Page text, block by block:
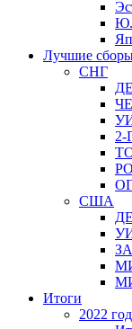
Лучшие
СНГ
США
Итоги
2022 год